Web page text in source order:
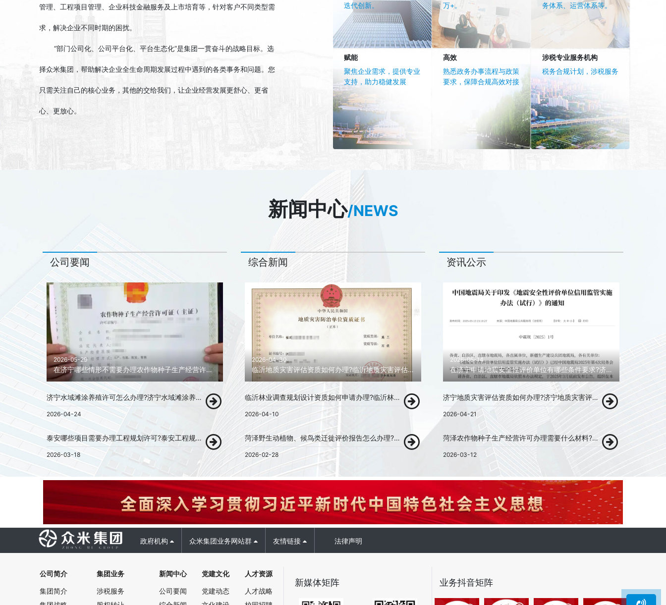
管理、工程项目管理、企业科技金融服务及上市培育等，针对客户不同类型需
求，解决企业不同时期的困扰。
“部门公司化、公司平台化、平台生态化”是集团一贯奋斗的战略目标。选
择众米集团，帮助解决企业全生命周期发展过程中遇到的各类事务和问题。您
只需关注自己的核心业务，其他的交给我们，让企业经营发展更舒心、更省
心、更放心。
迭代创新。
万+。
务体系、运营体系等。
赋能
聚焦企业需求，提供专业
支持，助力稳健发展
高效
熟悉政务办事流程与政策
要求，保障合规高效对接
涉税专业服务机构
税务合规计划，涉税服务
新闻中心/NEWS
公司要闻
2026-05-29
在济宁哪些情形不需要办理农作物种子生产经营许可证?济宁农作物种子生产经营许可证代办！
济宁水域滩涂养殖许可怎么办理?济宁水域滩涂养殖许可证代办!
2026-04-24
泰安哪些项目需要办理工程规划许可?泰安工程规划许可代办！
2026-03-18
综合新闻
2026-04-30
临沂地质灾害评估资质如何办理?临沂地质灾害评估资质代办!
临沂林业调查规划设计资质如何申请办理?临沂林业调查规划设计资质代办!
2026-04-10
菏泽野生动植物、候鸟类迁徙评价报告怎么办理?菏泽野生动植物、候鸟类迁徙评价报告代办!
2026-02-28
资讯公示
2026-05-14
在济宁申请地震安全性评价单位有哪些条件要求?济宁地震安全性评价单位申请代办!
济宁地质灾害评估资质如何办理?济宁地质灾害评估资质代办!
2026-04-21
菏泽农作物种子生产经营许可办理需要什么材料?菏泽农作物种子生产经营许可代办!
2026-03-12
政府机构 众米集团业务网站群 友情链接 法律声明
公司简介
集团简介
集团业务
涉税服务
新闻中心
公司要闻
党建文化
党建动态
人才资源
人才战略
新媒体矩阵 业务抖音矩阵